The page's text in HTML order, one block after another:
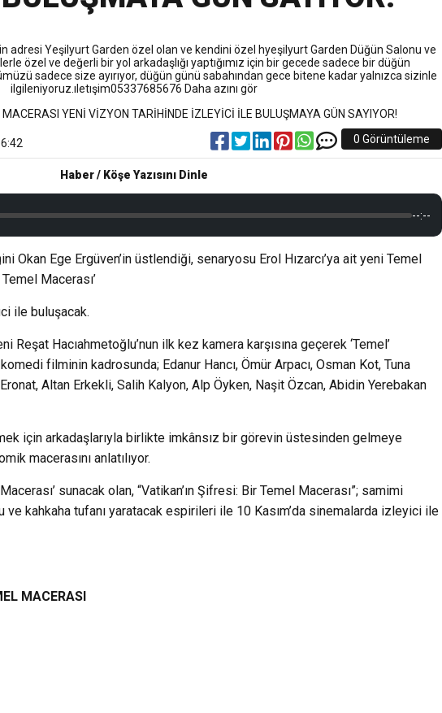
Mitongo Transferini KAP’a Bildirdi
adresi Yeşilyurt Garden özel olan ve kendini özel hyeşilyurt Garden Düğün Salonu ve
özel ve değerli bir yol arkadaşlığı yaptığımız için bir gecede sadece bir düğün
sadece size ayırıyor, düğün günü sabahından gece bitene kadar yalnızca sizinle
ilgileniyoruz.ıletışim05337685676 Daha azını gör
0 Görüntüleme
Haber / Köşe Yazısını Dinle
--:--
Okan Ege Ergüven’in üstlendiği, senaryosu Erol Hızarcı’ya ait yeni Temel
Macerası’
ile buluşacak.
Reşat Hacıahmetoğlu’nun ilk kez kamera karşısına geçerek ‘Temel’
filminin kadrosunda; Edanur Hancı, Ömür Arpacı, Osman Kot, Tuna
Altan Erkekli, Salih Kalyon, Alp Öyken, Naşit Özcan, Abidin Yerebakan
için arkadaşlarıyla birlikte imkânsız bir görevin üstesinden gelmeye
macerasını anlatılıyor.
sunacak olan, “Vatikan’ın Şifresi: Bir Temel Macerası”; samimi
ve kahkaha tufanı yaratacak espirileri ile 10 Kasım’da sinemalarda izleyici ile
MACERASI